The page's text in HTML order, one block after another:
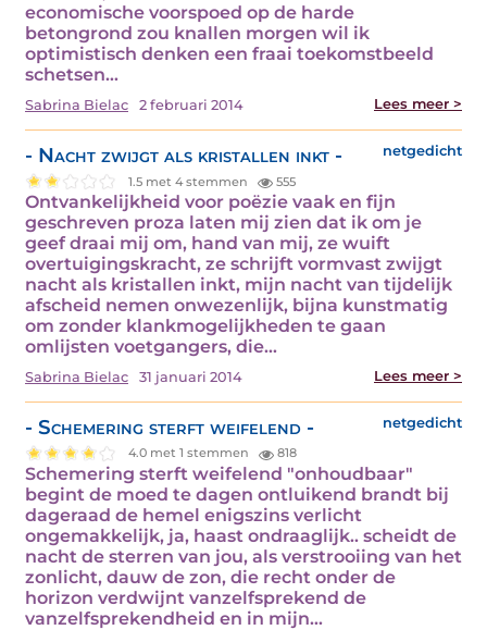
economische voorspoed op de harde
betongrond zou knallen morgen wil ik
optimistisch denken een fraai toekomstbeeld
schetsen…
Sabrina Bielac 2 februari 2014 Lees meer >
- Nacht zwijgt als kristallen inkt - netgedicht
1.5 met 4 stemmen 555
Ontvankelijkheid voor poëzie vaak en fijn
geschreven proza laten mij zien dat ik om je
geef draai mij om, hand van mij, ze wuift
overtuigingskracht, ze schrijft vormvast zwijgt
nacht als kristallen inkt, mijn nacht van tijdelijk
afscheid nemen onwezenlijk, bijna kunstmatig
om zonder klankmogelijkheden te gaan
omlijsten voetgangers, die…
Sabrina Bielac 31 januari 2014 Lees meer >
- Schemering sterft weifelend - netgedicht
4.0 met 1 stemmen 818
Schemering sterft weifelend "onhoudbaar"
begint de moed te dagen ontluikend brandt bij
dageraad de hemel enigszins verlicht
ongemakkelijk, ja, haast ondraaglijk.. scheidt de
nacht de sterren van jou, als verstrooiing van het
zonlicht, dauw de zon, die recht onder de
horizon verdwijnt vanzelfsprekend de
vanzelfsprekendheid en in mijn…